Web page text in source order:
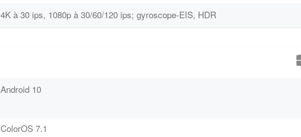
4K à 30 ips, 1080p à 30/60/120 ips; gyroscope-EIS, HDR
Android 10
ColorOS 7.1